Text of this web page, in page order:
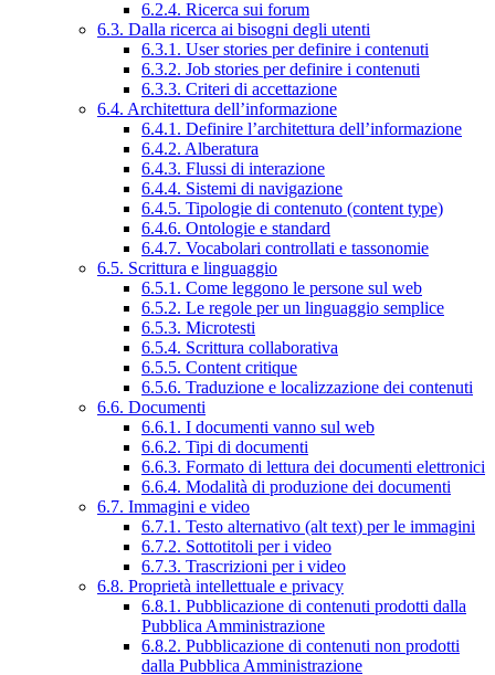
6.2.4. Ricerca sui forum
6.3. Dalla ricerca ai bisogni degli utenti
6.3.1. User stories per definire i contenuti
6.3.2. Job stories per definire i contenuti
6.3.3. Criteri di accettazione
6.4. Architettura dell’informazione
6.4.1. Definire l’architettura dell’informazione
6.4.2. Alberatura
6.4.3. Flussi di interazione
6.4.4. Sistemi di navigazione
6.4.5. Tipologie di contenuto (content type)
6.4.6. Ontologie e standard
6.4.7. Vocabolari controllati e tassonomie
6.5. Scrittura e linguaggio
6.5.1. Come leggono le persone sul web
6.5.2. Le regole per un linguaggio semplice
6.5.3. Microtesti
6.5.4. Scrittura collaborativa
6.5.5. Content critique
6.5.6. Traduzione e localizzazione dei contenuti
6.6. Documenti
6.6.1. I documenti vanno sul web
6.6.2. Tipi di documenti
6.6.3. Formato di lettura dei documenti elettronici
6.6.4. Modalità di produzione dei documenti
6.7. Immagini e video
6.7.1. Testo alternativo (alt text) per le immagini
6.7.2. Sottotitoli per i video
6.7.3. Trascrizioni per i video
6.8. Proprietà intellettuale e privacy
6.8.1. Pubblicazione di contenuti prodotti dalla
Pubblica Amministrazione
6.8.2. Pubblicazione di contenuti non prodotti
dalla Pubblica Amministrazione